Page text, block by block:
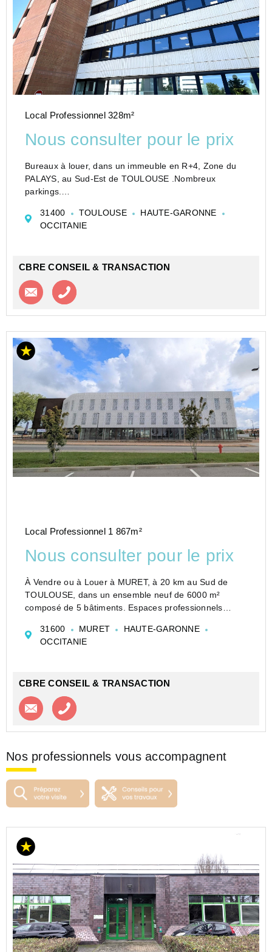
Local Professionnel 328m²
Nous consulter pour le prix
Bureaux à louer, dans un immeuble en R+4, Zone du
PALAYS, au Sud-Est de TOULOUSE .Nombreux
parkings.
d'accès.
Locaux livrés climatisés, cloisonnés.
31400 TOULOUSE
HAUTE-GARONNE
OCCITANIE
CBRE CONSEIL & TRANSACTION
Contacter l'agence
Local Professionnel 1 867m²
Nous consulter pour le prix
À Vendre ou à Louer à MURET, à 20 km au Sud de
TOULOUSE, dans un ensemble neuf de 6000 m²
composé de 5 bâtiments. Espaces professionnels
modulables et personnalisables. Zone d'activité en
pleine expan...
31600 MURET
HAUTE-GARONNE
OCCITANIE
CBRE CONSEIL & TRANSACTION
Contacter l'agence
Nos professionnels vous accompagnent